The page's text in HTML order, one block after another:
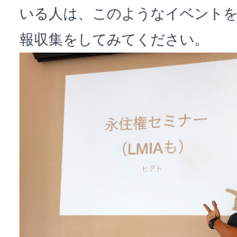
いる人は、このようなイベント
報収集をしてみてください。